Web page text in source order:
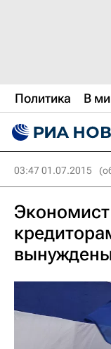
Политика В
03:47 01.07.2015